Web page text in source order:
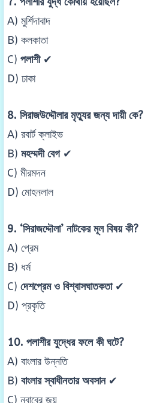
A) মুর্শিদাবাদ
B) কলকাতা
C) পলাশী✔
D) ঢাকা
8. সিরাজউদ্দৌলার মৃত্যুর জন্য দায়ী কে?
A) রবার্ট ক্লাইভ
B) মহম্মদী বেগ✔
C) মীরমদন
D) মোহনলাল
9. ‘সিরাজদ্দৌলা’ নাটকের মূল বিষয় কী?
A) প্রেম
B) ধর্ম
C) দেশপ্রেম ও বিশ্বাসঘাতকতা✔
D) প্রকৃতি
10. পলাশীর যুদ্ধের ফলে কী ঘটে?
A) বাংলার উন্নতি
B) বাংলার স্বাধীনতার অবসান✔
C) নবাবের জয়